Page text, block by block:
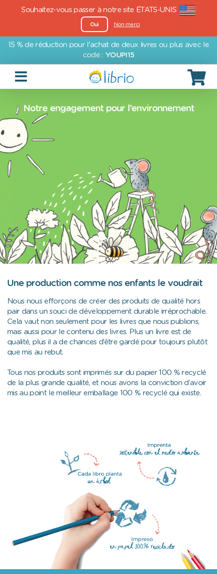
Souhaitez-vous passer à notre site ÉTATS-UNIS
Oui Non merci
15 % de réduction pour l'achat de deux livres ou plus avec le
code : YOUPI15
Notre engagement pour l’environnement
Une production comme nos enfants le voudrait
Nous nous efforçons de créer des produits de qualité hors
pair dans un souci de développement durable irréprochable.
Cela vaut non seulement pour les livres que nous publions,
mais aussi pour le contenu des livres. Plus un livre est de
qualité, plus il a de chances d’être gardé pour toujours plutôt
que mis au rebut.
Tous nos produits sont imprimés sur du papier 100 % recyclé
de la plus grande qualité, et nous avons la conviction d’avoir
mis au point le meilleur emballage 100 % recyclé qui existe.